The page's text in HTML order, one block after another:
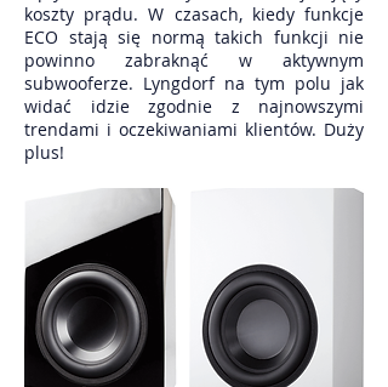
koszty prądu. W czasach, kiedy funkcje
ECO stają się normą takich funkcji nie
powinno zabraknąć w aktywnym
subwooferze. Lyngdorf na tym polu jak
widać idzie zgodnie z najnowszymi
trendami i oczekiwaniami klientów. Duży
plus!